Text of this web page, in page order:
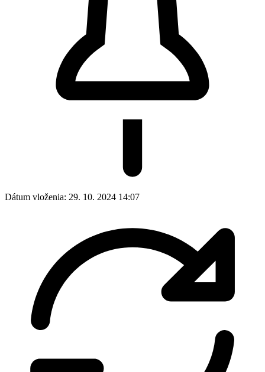
Dátum vloženia: 29. 10. 2024 14:07